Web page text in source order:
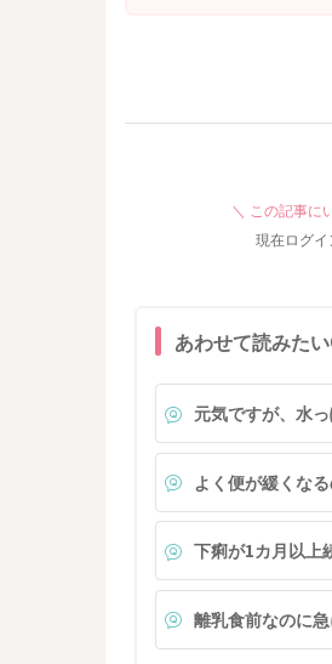
になったのですが、 上
ったタイミングで、
ため、側にいた私が
振り払われ、近付い
間、パパが全面的にお
マがまたお世話しよう
は、何故なのでしょう
成ができていて、もう
か。 少しずつ私が上の
増やしていきたいとは
っ子になった今、拒否
することに意味がある
ママイヤ状態は一時
いいのでしょうか。
ょうか。 ・生後53日
かも判断しにくいの
どうかは何を基準に
れなのか見分けがつか
うな場合も、ひとまず
低いため、どの程度慎
いです。よろしくお願
＼ この記事に
現在ログイ
あわせて読みた
元気ですが、水
よく便が緩くな
下痢が1カ月以上
離乳食前なのに